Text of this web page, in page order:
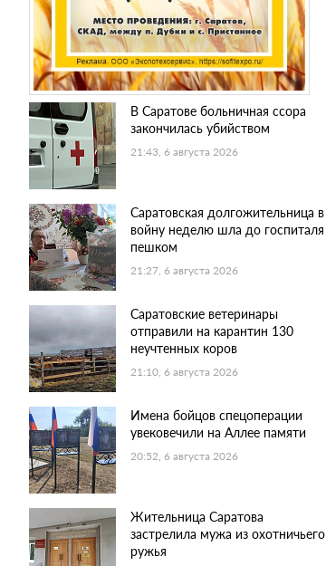
В Саратове больничная ссора
закончилась убийством
21:43, 6 августа 2026
Саратовская долгожительница в
войну неделю шла до госпиталя
пешком
21:27, 6 августа 2026
Саратовские ветеринары
отправили на карантин 130
неучтенных коров
21:10, 6 августа 2026
Имена бойцов спецоперации
увековечили на Аллее памяти
20:52, 6 августа 2026
Жительница Саратова
застрелила мужа из охотничьего
ружья